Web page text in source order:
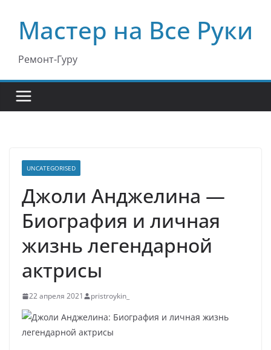
содержимому
Мастер на Все Руки
Ремонт-Гуру
UNCATEGORISED
Джоли Анджелина —
Биография и личная
жизнь легендарной
актрисы
22 апреля 2021 pristroykin_